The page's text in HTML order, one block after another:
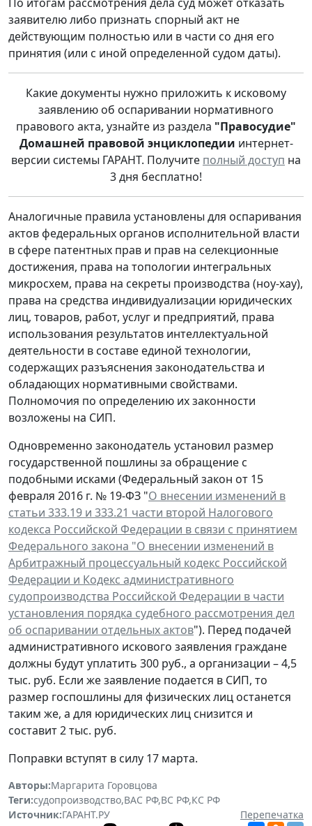
заявителю либо признать спорный акт не
действующим полностью или в части со дня его
принятия (или с иной определенной судом даты).
Какие документы нужно приложить к исковому
заявлению об оспаривании нормативного
правового акта, узнайте из раздела "Правосудие"
Домашней правовой энциклопедии интернет-
версии системы ГАРАНТ. Получите полный доступ на
3 дня бесплатно!
Аналогичные правила установлены для оспаривания
актов федеральных органов исполнительной власти
в сфере патентных прав и прав на селекционные
достижения, права на топологии интегральных
микросхем, права на секреты производства (ноу-хау),
права на средства индивидуализации юридических
лиц, товаров, работ, услуг и предприятий, права
использования результатов интеллектуальной
деятельности в составе единой технологии,
содержащих разъяснения законодательства и
обладающих нормативными свойствами.
Полномочия по определению их законности
возложены на СИП.
Одновременно законодатель установил размер
государственной пошлины за обращение с
подобными исками (Федеральный закон от 15
февраля 2016 г. № 19-ФЗ "О внесении изменений в
статьи 333.19 и 333.21 части второй Налогового
кодекса Российской Федерации в связи с принятием
Федерального закона "О внесении изменений в
Арбитражный процессуальный кодекс Российской
Федерации и Кодекс административного
судопроизводства Российской Федерации в части
установления порядка судебного рассмотрения дел
об оспаривании отдельных актов"). Перед подачей
административного искового заявления граждане
должны будут уплатить 300 руб., а организации – 4,5
тыс. руб. Если же заявление подается в СИП, то
размер госпошлины для физических лиц останется
таким же, а для юридических лиц снизится и
составит 2 тыс. руб.
Поправки вступят в силу 17 марта.
Авторы:Маргарита Горовцова
Теги:судопроизводство,ВАС РФ,ВС РФ,КС РФ
Источник:ГАРАНТ.РУ
Перепечатка